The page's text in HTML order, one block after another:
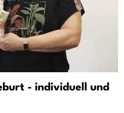
- individuell und